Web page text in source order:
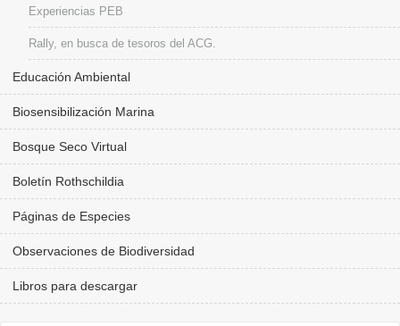
Experiencias PEB
Rally, en busca de tesoros del ACG.
Educación Ambiental
Biosensibilización Marina
Bosque Seco Virtual
Boletín Rothschildia
Páginas de Especies
Observaciones de Biodiversidad
Libros para descargar